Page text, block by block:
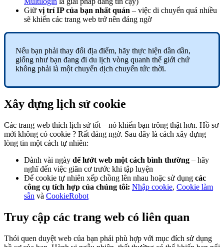
Giữ vị trí IP của bạn nhất quán – việc di chuyển quá nhiều
sẽ khiến các trang web trở nên đáng ngờ
Nếu bạn phải thay đổi địa điểm, hãy thực hiện dần dần,
giống như bạn đang đi du lịch vòng quanh thế giới chứ
không phải là một chuyến dịch chuyển tức thời.
Xây dựng lịch sử cookie
Các trang web thích lịch sử tốt – nó khiến bạn trông thật hơn. Hồ sơ
mới không có cookie ? Rất đáng ngờ. Sau đây là cách xây dựng
lòng tin một cách tự nhiên:
Dành vài ngày để lướt web một cách bình thường – hãy
nghĩ đến việc giãn cơ trước khi tập luyện
Để cookie tự nhiên xếp chồng lên nhau hoặc sử dụng các
công cụ tích hợp của chúng tôi: Nhập cookie, Cookie làm
sẵn và CookieRobot
Truy cập các trang web có liên quan
Thói quen duyệt web của bạn phải phù hợp với mục đích sử dụng